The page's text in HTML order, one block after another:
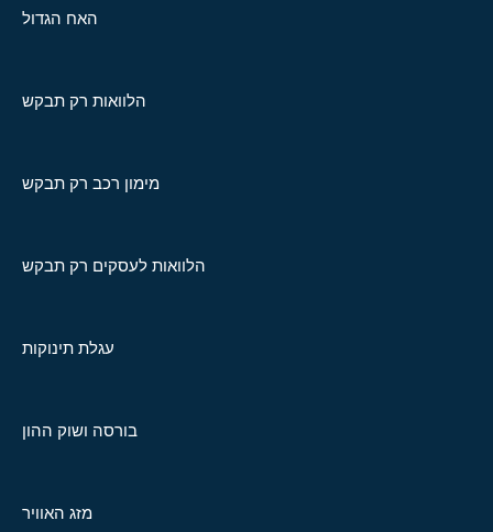
האח הגדול
הלוואות רק תבקש
מימון רכב רק תבקש
הלוואות לעסקים רק תבקש
עגלת תינוקות
בורסה ושוק ההון
מזג האוויר